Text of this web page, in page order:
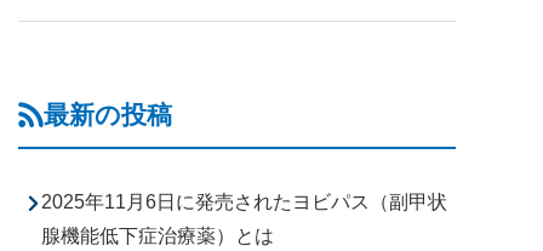
最新の投稿
2025年11月6日に発売されたヨビパス（副甲状
腺機能低下症治療薬）とは